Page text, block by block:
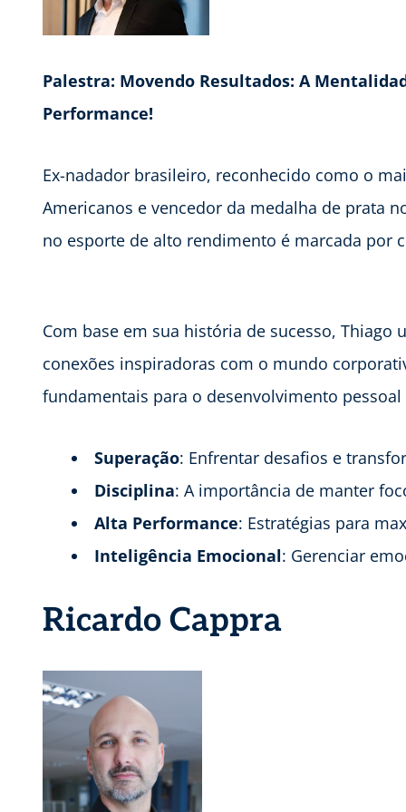
Palestra: Movendo Resultados: A
Performance!
Ex-nadador brasileiro, reconhecido como o
Americanos e vencedor da medalha de prata
no esporte de alto rendimento é marcada por
Com base em sua história de sucesso,
conexões inspiradoras com o mundo
fundamentais para o desenvolvimento
Superação: Enfrentar desafios e
Disciplina: A importância de manter
Alta Performance: Estratégias para
Inteligência Emocional: Gerenciar
Ricardo Cappra